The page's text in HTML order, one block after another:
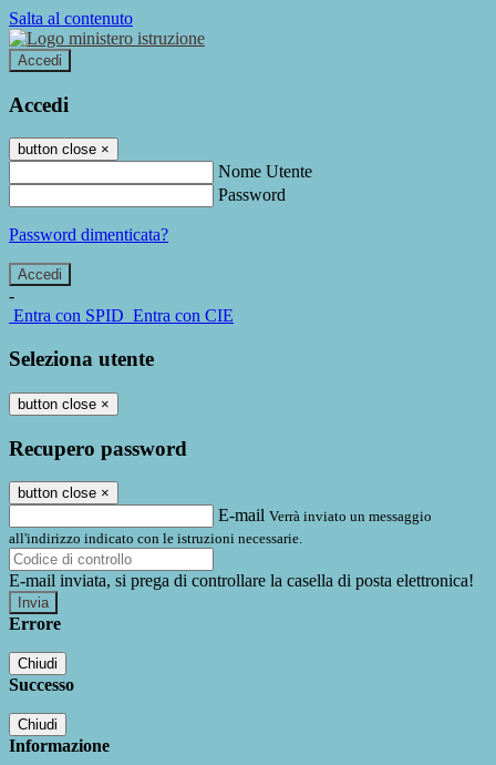
Salta al contenuto
Accedi
Accedi
button close ×
Nome Utente
Password
Password dimenticata?
-
Entra con SPID Entra con CIE
Seleziona utente
button close ×
Recupero password
button close ×
E-mail Verrà inviato un messaggio
all'indirizzo indicato con le istruzioni necessarie.
E-mail inviata, si prega di controllare la casella di posta elettronica!
Errore
Chiudi
Successo
Chiudi
Informazione